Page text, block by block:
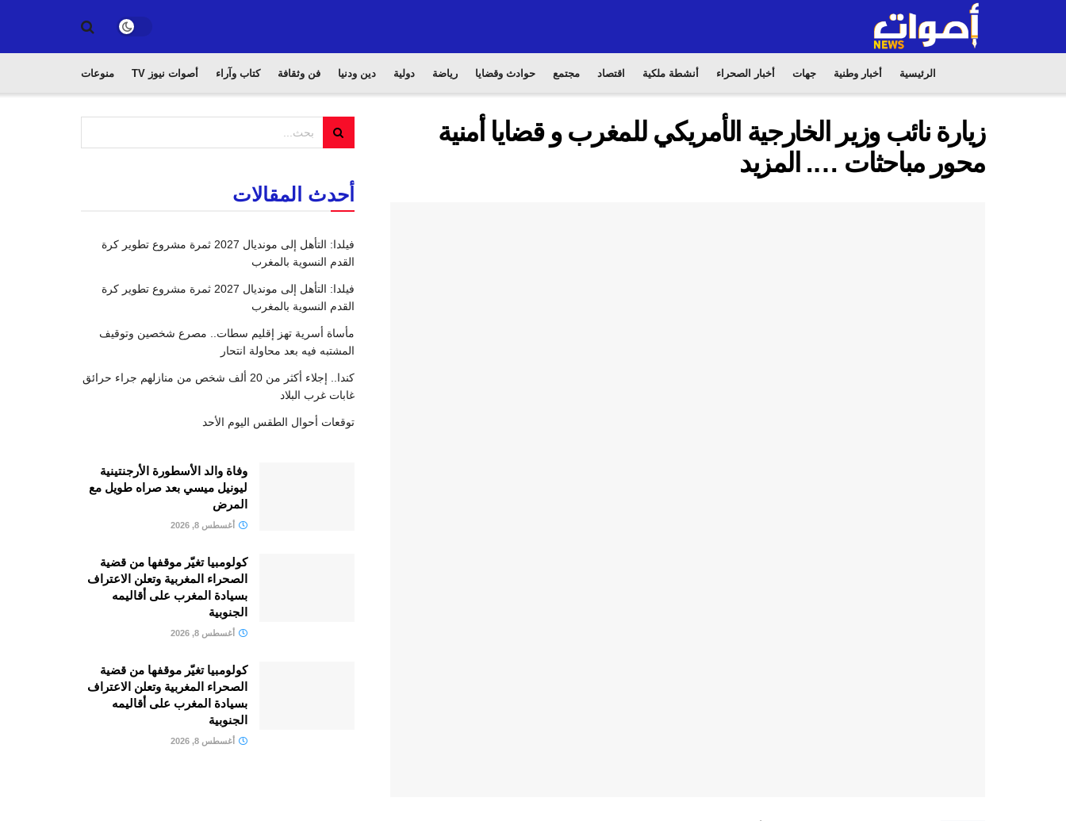
الرئيسية أخبار وطنية جهات أخبار الصحراء أنشطة ملكية اقتصاد مجتمع حوادث وقضايا رياضة دولية دين ودنيا فن وثقافة كتاب وآراء أصوات نيوز TV منوعات
زيارة نائب وزير الخارجية الأمريكي للمغرب و قضايا أمنية
محور مباحثات …. المزيد
أحدث المقالات
فيلدا: التأهل إلى مونديال 2027 ثمرة مشروع تطوير كرة
القدم النسوية بالمغرب
فيلدا: التأهل إلى مونديال 2027 ثمرة مشروع تطوير كرة
القدم النسوية بالمغرب
مأساة أسرية تهز إقليم سطات.. مصرع شخصين وتوقيف
المشتبه فيه بعد محاولة انتحار
كندا.. إجلاء أكثر من 20 ألف شخص من منازلهم جراء حرائق
غابات غرب البلاد
توقعات أحوال الطقس اليوم الأحد
وفاة والد الأسطورة الأرجنتينية
ليونيل ميسي بعد صراه طويل مع
المرض
أغسطس 8, 2026
كولومبيا تغيّر موقفها من قضية
الصحراء المغربية وتعلن الاعتراف
بسيادة المغرب على أقاليمه
الجنوبية
أغسطس 8, 2026
كولومبيا تغيّر موقفها من قضية
الصحراء المغربية وتعلن الاعتراف
بسيادة المغرب على أقاليمه
الجنوبية
أغسطس 8, 2026